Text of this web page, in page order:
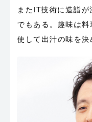
またIT技術に造詣
でもある。趣味は
使して出汁の味を決